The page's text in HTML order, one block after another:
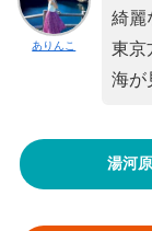
ありんこ
綺麗
東京
海が
湯河